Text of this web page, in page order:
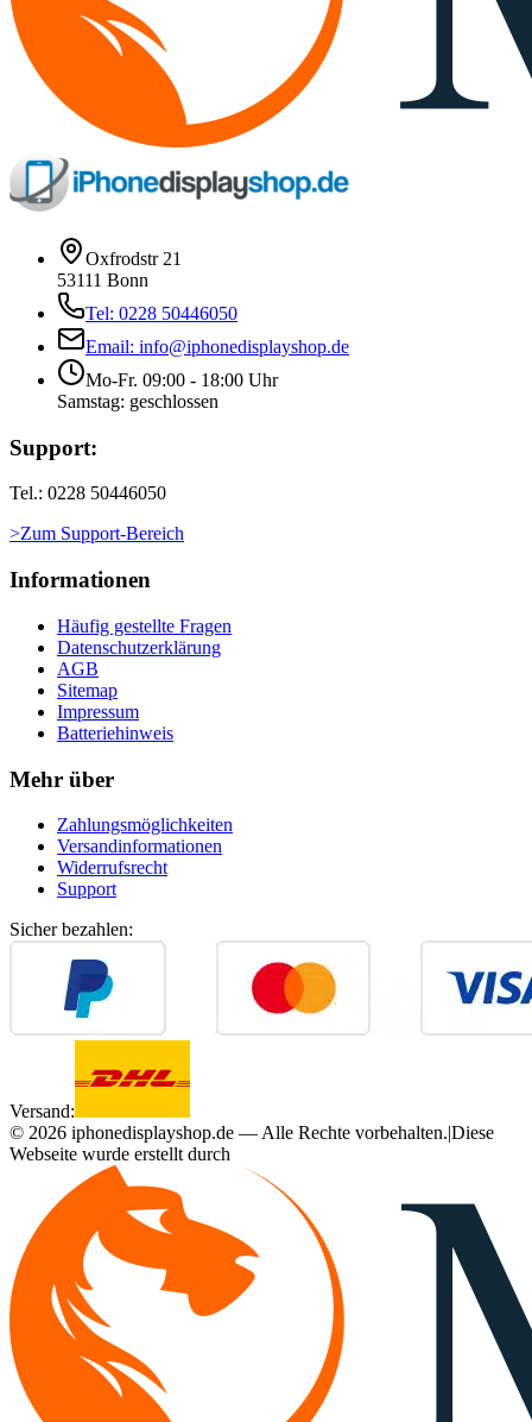
Oxfrodstr 21
53111 Bonn
Tel: 0228 50446050
Email: info@iphonedisplayshop.de
Mo-Fr. 09:00 - 18:00 Uhr
Samstag: geschlossen
Support:
Tel.: 0228 50446050
>Zum Support-Bereich
Informationen
Häufig gestellte Fragen
Datenschutzerklärung
AGB
Sitemap
Impressum
Batteriehinweis
Mehr über
Zahlungsmöglichkeiten
Versandinformationen
Widerrufsrecht
Support
Sicher bezahlen:
Versand:
© 2026 iphonedisplayshop.de — Alle Rechte vorbehalten.|Diese
Webseite wurde erstellt durch